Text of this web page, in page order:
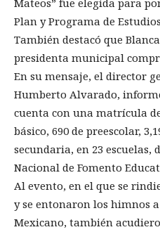
Plan y Programa de
También destacó que
presidenta municipal
En su mensaje, el director
Humberto Alvarado,
cuenta con una matrícula
básico, 690 de preescolar,
secundaria, en 23 escuelas,
Nacional de Fomento
Al evento, en el que se
y se entonaron los himnos
Mexicano, también